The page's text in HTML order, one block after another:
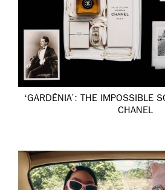
‘GARDÉNIA’: THE IMPOSSIBLE
CHANEL